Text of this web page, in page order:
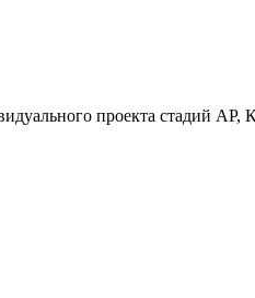
проекта стадий АР,